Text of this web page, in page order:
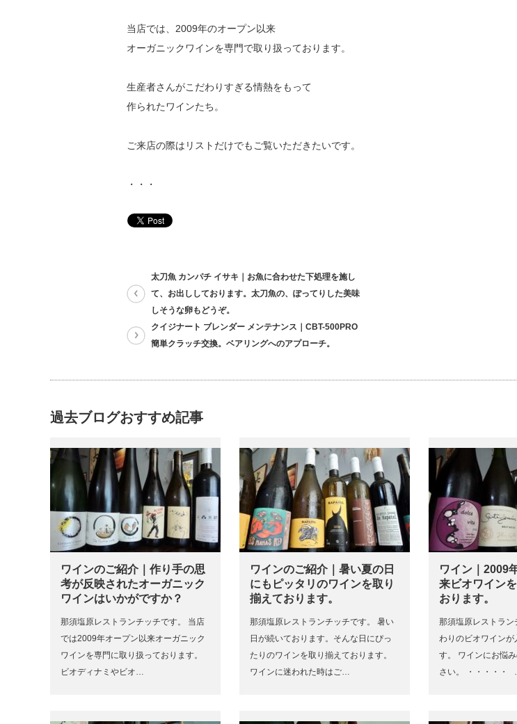
当店では、2009年のオープン以来
オーガニックワインを専門で取り扱っております。
生産者さんがこだわりすぎる情熱をもって
作られたワインたち。
ご来店の際はリストだけでもご覧いただきたいです。
・・・
太刀魚 カンパチ イサキ｜お魚に合わせた下処理を施し
て、お出ししております。太刀魚の、ぽってりした美味
しそうな卵もどうぞ。
クイジナート ブレンダー メンテナンス｜CBT-500PRO
簡単クラッチ交換。ベアリングへのアプローチ。
過去ブログおすすめ記事
ワインのご紹介｜作り手の思
考が反映されたオーガニック
ワインはいかがですか？
那須塩原レストランチッチです。 当店
では2009年オープン以来オーガニック
ワインを専門に取り扱っております。
ビオディナミやビオ…
ワインのご紹介｜暑い夏の日
にもピッタリのワインを取り
揃えております。
那須塩原レストランチッチです。 暑い
日が続いております。そんな日にぴっ
たりのワインを取り揃えております。
ワインに迷われた時はご…
ワイン｜2009
来ビオワイン
おります。
那須塩原レストラ
わりのビオワインが
す。 ワインにお悩
さい。 ・・・・・